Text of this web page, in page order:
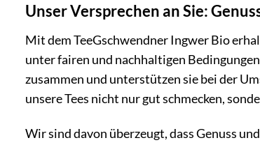
Unser Versprechen an Sie:
Mit dem TeeGschwendner Ingwer Bio
unter fairen und nachhaltigen
zusammen und unterstützen sie bei der
unsere Tees nicht nur gut schmecken,
Wir sind davon überzeugt, dass Genuss